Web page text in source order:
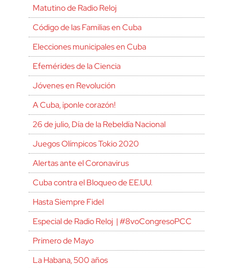
Matutino de Radio Reloj
Código de las Familias en Cuba
Elecciones municipales en Cuba
Efemérides de la Ciencia
Jóvenes en Revolución
A Cuba, ¡ponle corazón!
26 de julio, Día de la Rebeldía Nacional
Juegos Olímpicos Tokio 2020
Alertas ante el Coronavirus
Cuba contra el Bloqueo de EE.UU.
Hasta Siempre Fidel
Especial de Radio Reloj | #8voCongresoPCC
Primero de Mayo
La Habana, 500 años